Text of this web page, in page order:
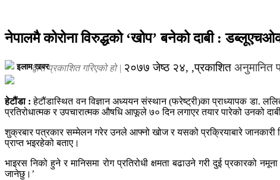
नेपालमै कोरोना विरुद्धको ‘खोप’ बनेको दाबी :
इलाम खबरद्वारा प्रकाशित गरिएको हो | २०७७ जेष्ठ २४, ,प्रकाशित अनुमानित
हेटौंडा : हेटौंडास्थित वन विज्ञान अध्ययन संस्थान (फरेष्ट्री)का प्राध्यापक डा.
प्रतिरोधात्मक र उपचारात्मक औषधि आफूले ७० दिन लगाएर तयार पारेको उनको
शुक्रबार पत्रकार सम्मेलन गरेर उनले आफ्नो खोज र यसको प्रक्रियाबारे जानकारी
प्राप्त भइरहेको बताए।
भाइरस निको हुने र मानिसमा रोग प्रतिरोधी क्षमता बढाउने गरी दुई
जानेछु।’